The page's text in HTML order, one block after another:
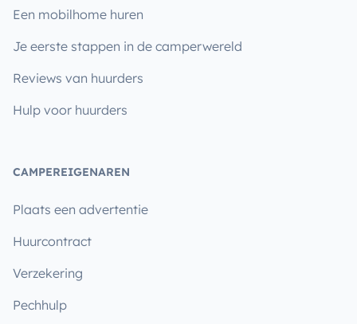
Een mobilhome huren
Je eerste stappen in de camperwereld
Reviews van huurders
Hulp voor huurders
CAMPEREIGENAREN
Plaats een advertentie
Huurcontract
Verzekering
Pechhulp